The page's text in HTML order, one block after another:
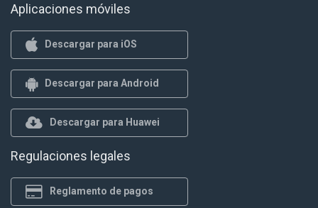
Aplicaciones móviles
Descargar para iOS
Descargar para Android
Descargar para Huawei
Regulaciones legales
Reglamento de pagos